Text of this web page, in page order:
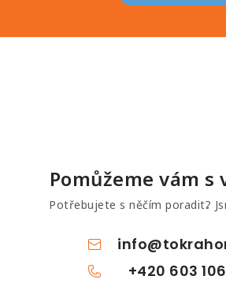
Pomůžeme vám
Potřebujete s něčím poradit?
info@
+420 603